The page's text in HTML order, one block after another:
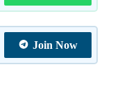
Join Now